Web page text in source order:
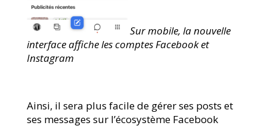
Sur mobile, la nouvelle
interface affiche les comptes Facebook et
Instagram
Ainsi, il sera plus facile de gérer ses posts et
ses messages sur l’écosystème Facebook